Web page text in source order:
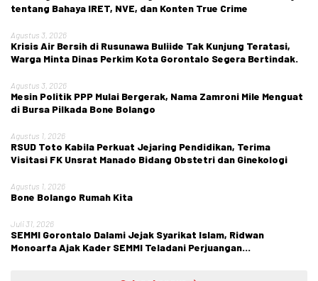
tentang Bahaya IRET, NVE, dan Konten True Crime
Agustus 3, 2026
Krisis Air Bersih di Rusunawa Buliide Tak Kunjung Teratasi,
Warga Minta Dinas Perkim Kota Gorontalo Segera Bertindak.
Agustus 3, 2026
Mesin Politik PPP Mulai Bergerak, Nama Zamroni Mile Menguat
di Bursa Pilkada Bone Bolango
Agustus 1, 2026
RSUD Toto Kabila Perkuat Jejaring Pendidikan, Terima
Visitasi FK Unsrat Manado Bidang Obstetri dan Ginekologi
Agustus 1, 2026
Bone Bolango Rumah Kita
Juli 31, 2026
SEMMI Gorontalo Dalami Jejak Syarikat Islam, Ridwan
Monoarfa Ajak Kader SEMMI Teladani Perjuangan